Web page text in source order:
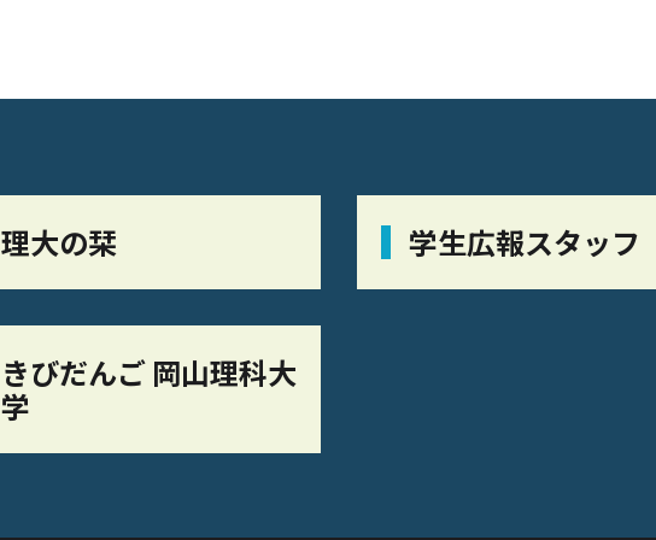
理大の栞 学生広報スタッフ
きびだんご 岡山理科大
学